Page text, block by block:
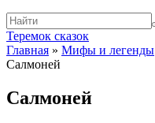
Теремок сказок
Главная » Мифы и легенды
Салмоней
Салмоней